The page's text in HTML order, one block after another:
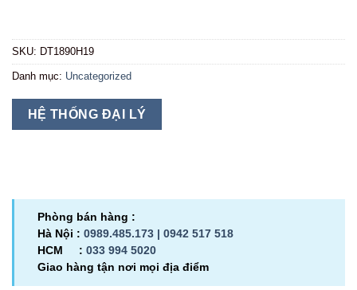
SKU: DT1890H19
Danh mục: Uncategorized
HỆ THỐNG ĐẠI LÝ
Phòng bán hàng :
Hà Nội : 0989.485.173 | 0942 517 518
HCM : 033 994 5020
Giao hàng tận nơi mọi địa điểm